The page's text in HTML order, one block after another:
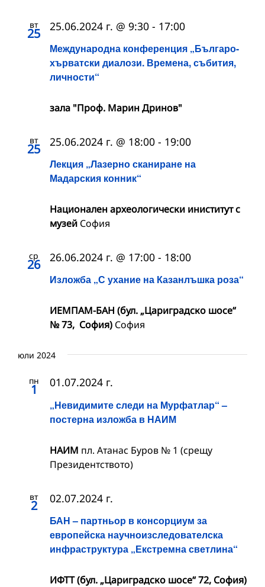
вт
25
Международна конференция „Българо-
хърватски диалози. Времена, събития,
личности“
25.06.2024 г. @ 9:30 - 17:00
зала "Проф. Марин Дринов"
вт
25
Лекция „Лазерно сканиране на
Мадарския конник“
25.06.2024 г. @ 18:00 - 19:00
Национален археологически иниститут с
музей София
ср
26
Изложба „С ухание на Казанлъшка роза“
26.06.2024 г. @ 17:00 - 18:00
ИЕМПАМ-БАН (бул. „Цариградско шосе“
№ 73, София) София
юли 2024
пн
1
„Невидимите следи на Мурфатлар“ –
постерна изложба в НАИМ
01.07.2024 г.
НАИМ пл. Атанас Буров № 1 (срещу
Президентството)
вт
2
БАН – партньор в консорциум за
европейска научноизследователска
инфраструктура „Екстремна светлина“
02.07.2024 г.
ИФТТ (бул. „Цариградско шосе“ 72, София)